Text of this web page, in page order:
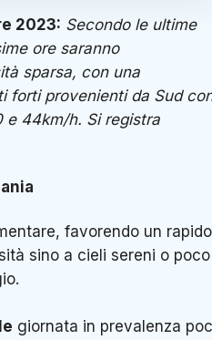
2023: Secondo le ultime
ore saranno
sparsa, con una
forti provenienti da Sud
e 44km/h. Si registra
favorendo un rapido
sino a cieli sereni o poco
giornata in prevalenza